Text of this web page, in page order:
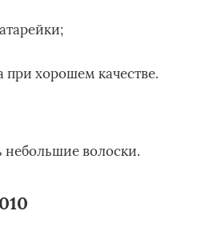
при хорошем качестве.
небольшие волоски.